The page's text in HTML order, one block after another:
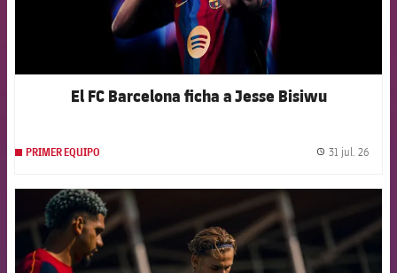
El FC Barcelona ficha a Jesse Bisiwu
PRIMER EQUIPO 31 jul. 26
FCB Barcelona badge